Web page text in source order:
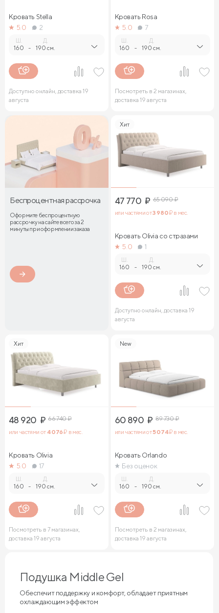
Кровать Stella
5.0
2
160 -
Д.
190 см.
Доступно онлайн, доставка 19
августа
Кровать Rosa
5.0
7
160 -
Д.
190 см.
Посмотреть в 2 магазинах,
доставка 19 августа
Беспроцентная рассрочка
Оформите беспроцентную
рассрочку на сайте всего за 2
минуты при оформлении заказа
Хит
47 770 ₽ 65 090₽
или частями от3 980₽ в мес.
Кровать Olivia со стразами
5.0
1
160 -
Д.
190 см.
Доступно онлайн, доставка 19
августа
Хит
48 920 ₽ 66 740₽
или частями от 4 076₽ в мес.
Кровать Olivia
5.0
17
160 -
Д.
190 см.
Посмотреть в 7 магазинах,
доставка 19 августа
New
60 890 ₽ 89 730₽
или частями от5 074₽ в мес.
Кровать Orlando
Без оценок
160 -
Д.
190 см.
Посмотреть в 2 магазинах,
доставка 19 августа
Подушка Middle Gel
Обеспечит поддержку и комфорт, обладает приятным
охлаждающим эффектом